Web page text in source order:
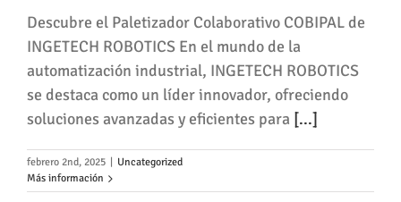
Descubre el Paletizador Colaborativo COBIPAL de
INGETECH ROBOTICS En el mundo de la
automatización industrial, INGETECH ROBOTICS
se destaca como un líder innovador, ofreciendo
soluciones avanzadas y eficientes para [...]
febrero 2nd, 2025
Uncategorized
Más información